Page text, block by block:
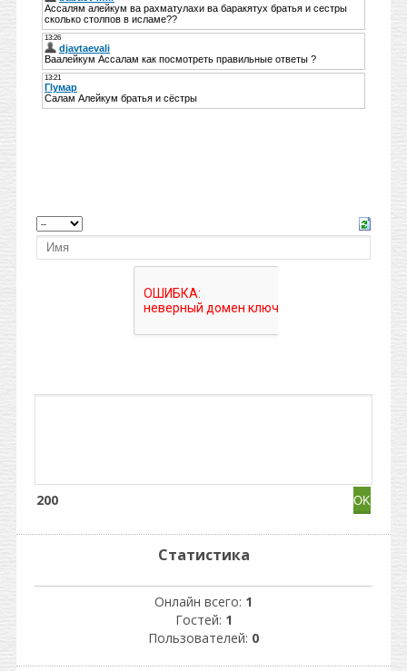
200
Статистика
Онлайн всего: 1
Гостей: 1
Пользователей: 0